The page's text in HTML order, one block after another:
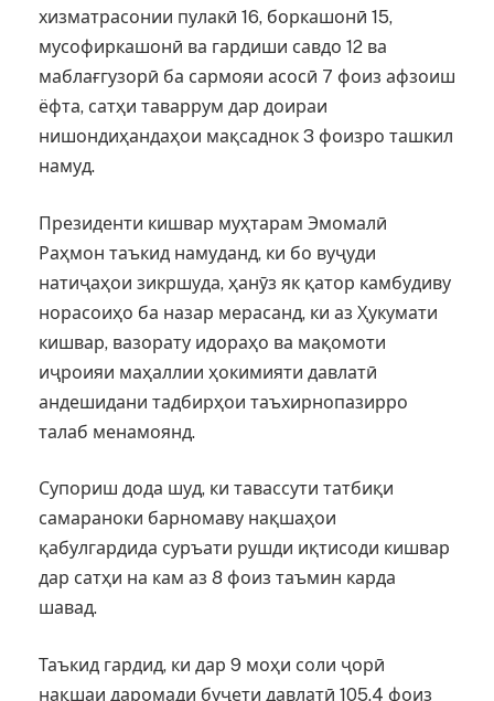
хизматрасонии пулакӣ 16, боркашонӣ 15,
мусофиркашонӣ ва гардиши савдо 12 ва
маблағгузорӣ ба сармояи асосӣ 7 фоиз афзоиш
ёфта, сатҳи таваррум дар доираи
нишондиҳандаҳои мақсаднок 3 фоизро ташкил
намуд.
Президенти кишвар муҳтарам Эмомалӣ
Раҳмон таъкид намуданд, ки бо вуҷуди
натиҷаҳои зикршуда, ҳанӯз як қатор камбудиву
норасоиҳо ба назар мерасанд, ки аз Ҳукумати
кишвар, вазорату идораҳо ва мақомоти
иҷроияи маҳаллии ҳокимияти давлатӣ
андешидани тадбирҳои таъхирнопазирро
талаб менамоянд.
Супориш дода шуд, ки тавассути татбиқи
самараноки барномаву нақшаҳои
қабулгардида суръати рушди иқтисоди кишвар
дар сатҳи на кам аз 8 фоиз таъмин карда
шавад.
Таъкид гардид, ки дар 9 моҳи соли ҷорӣ
нақшаи даромади буҷети давлатӣ 105,4 фоиз